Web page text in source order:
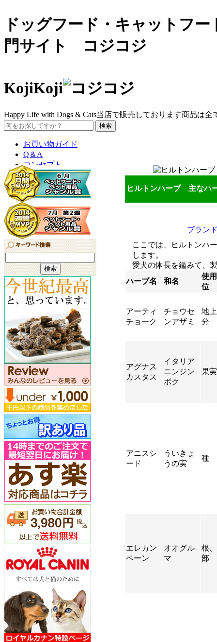
ドッグフード・キャットフ
門サイト コジコジ
ヒルトンハーブ 主なハ
ブラン
ここでは、ヒルトンハ
します。
愛犬の体長を鑑みて、
ハーブ名
和名
使
位
アーティ
チョーク
チョウセ
ンアザミ
地
分
アグナス
カスタス
イタリア
ニンジン
ボク
果実
アニスシ
ード
ういきょ
うの実
種
エレカン
ペーン
オオグル
マ
根
部